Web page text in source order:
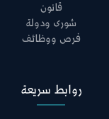
قانون
شورى ودولة
فرص ووظائف
روابط سريعة